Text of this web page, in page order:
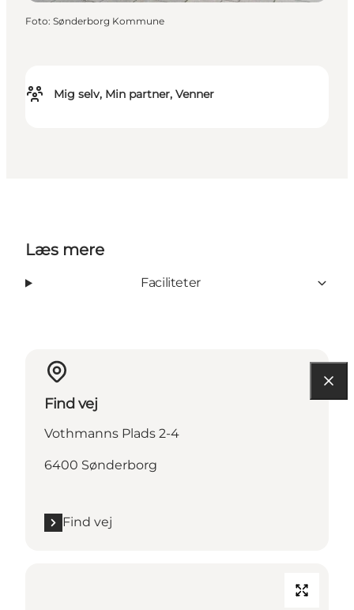
Mig selv, Min partner, Venner
Foto: Sønderborg Kommune
Læs mere
Faciliteter
Find vej
Vothmanns Plads 2-4
6400 Sønderborg
Find vej